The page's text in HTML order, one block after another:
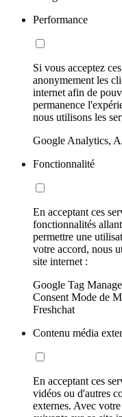
Performance
Si vous acceptez
anonymement les
internet afin de
permanence
nous utilisons les
Google Analytics,
Fonctionnalité
En acceptant ces
fonctionnalités
permettre une
votre accord, nous
site internet :
Google Tag
Consent Mode de
Freshchat
Contenu média
En acceptant ces
vidéos ou d'autres
externes. Avec